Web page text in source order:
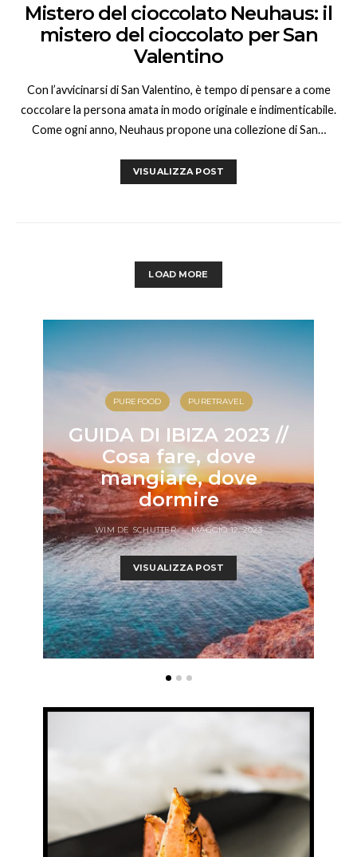
Mistero del cioccolato Neuhaus: il
mistero del cioccolato per San
Valentino
Con l’avvicinarsi di San Valentino, è tempo di pensare a come
coccolare la persona amata in modo originale e indimenticabile.
Come ogni anno, Neuhaus propone una collezione di San…
VISUALIZZA POST
LOAD MORE
PUREFOOD PURETRAVEL
GUIDA DI IBIZA 2023 //
Cosa fare, dove
mangiare, dove
dormire
WIM DE SCHUTTER MAGGIO 12, 2023
VISUALIZZA POST